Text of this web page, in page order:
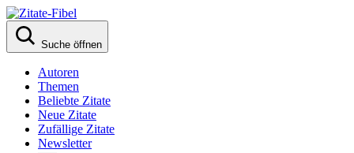
Suche öffnen
Autoren
Themen
Beliebte Zitate
Neue Zitate
Zufällige Zitate
Newsletter